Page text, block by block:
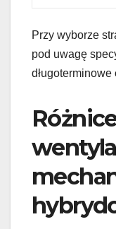
Przy wyborze
pod uwagę
długoterminowe